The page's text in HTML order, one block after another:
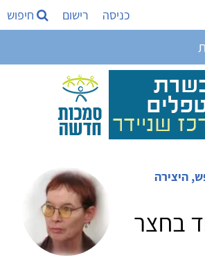
כניסה רישום חיפוש
היצירה
בחצר